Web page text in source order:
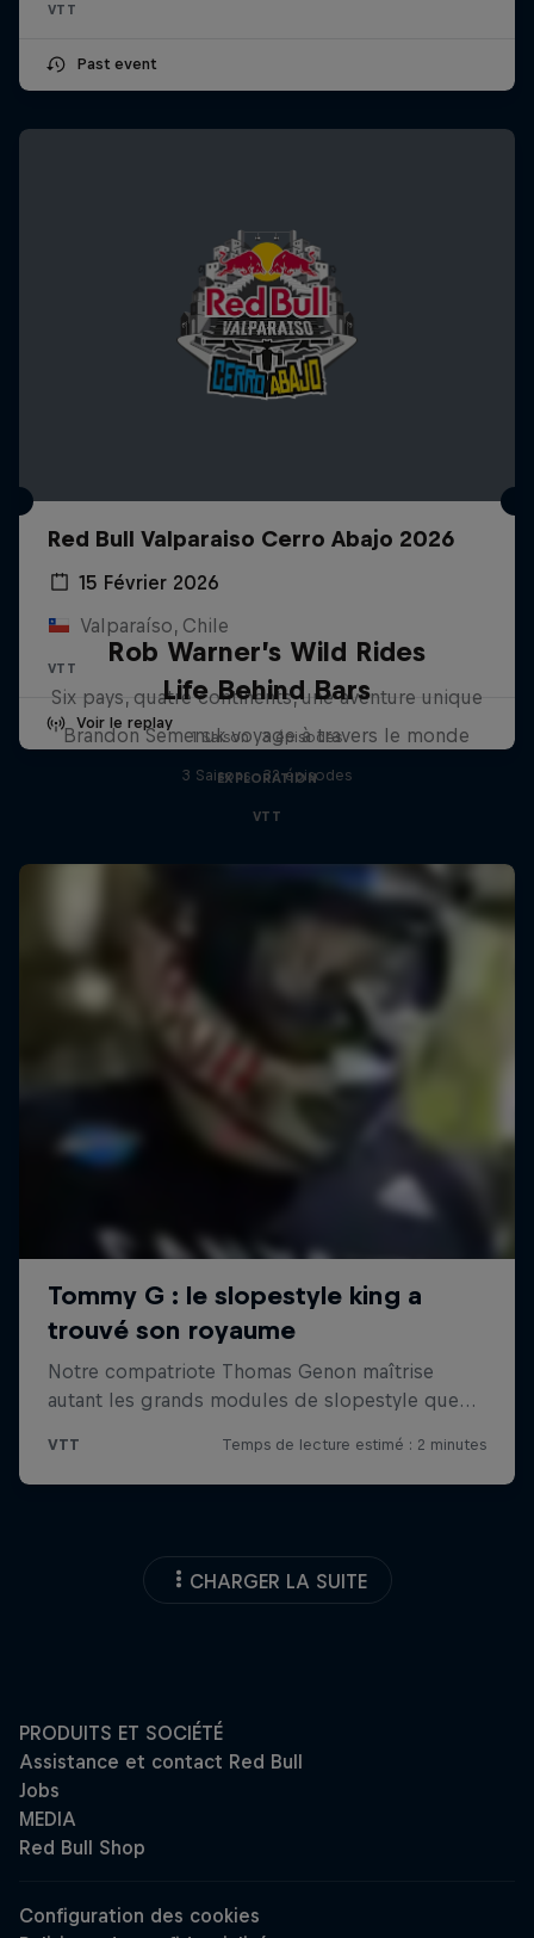
VTT
Past event
Red Bull Valparaiso Cerro Abajo 2026
15 Février 2026
Valparaíso, Chile
VTT
Voir le replay
Rob Warner’s Wild Rides
Six pays, quatre continents, une aventure unique
1 Saison · 3 épisodes
EXPLORATION
Life Behind Bars
Brandon Semenuk voyage à travers le monde
3 Saisons · 32 épisodes
VTT
CHARGER LA SUITE